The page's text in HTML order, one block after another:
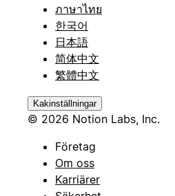
ภาษาไทย
한국어
日本語
简体中文
繁體中文
Kakinställningar
© 2026 Notion Labs, Inc.
Företag
Om oss
Karriärer